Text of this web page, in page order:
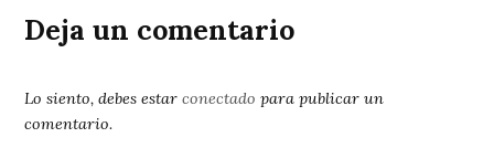
Deja un comentario
Lo siento, debes estarconectado para publicar un
comentario.